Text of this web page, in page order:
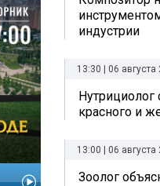
индустрии
13:30 | 06 августа
Нутрициолог
красного и
13:00 | 06 августа
Зоолог